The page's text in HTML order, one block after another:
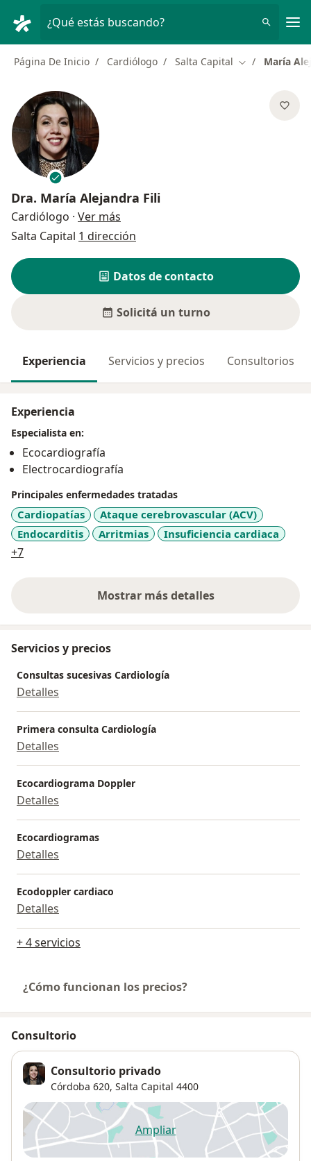
¿Qué estás buscando?
Página De Inicio Cardiólogo Salta Capital Cambiar de
María
Dra. María Alejandra Fili
Cardiólogo · Ver más
Salta Capital 1 dirección
Datos de contacto
Solicitá un turno
Experiencia Servicios y precios Consultorios
Experiencia
Especialista en:
Ecocardiografía
Electrocardiografía
Principales enfermedades tratadas
Cardiopatías
Ataque cerebrovascular (ACV)
Endocarditis
Arritmias Insuficiencia cardiaca
+7a11y_sr_more_diseases
Mostrar más detalles
sobre la experiencia
Servicios y precios
Consultas sucesivas Cardiología
Detalles
Primera consulta Cardiología
Detalles
Ecocardiograma Doppler
Detalles
Ecocardiogramas
Detalles
Ecodoppler cardiaco
Detalles
+ 4 servicios
¿Cómo funcionan los precios?
Consultorio
Consultorio privado
Córdoba 620, Salta Capital 4400
Ampliarse abre en una nueva